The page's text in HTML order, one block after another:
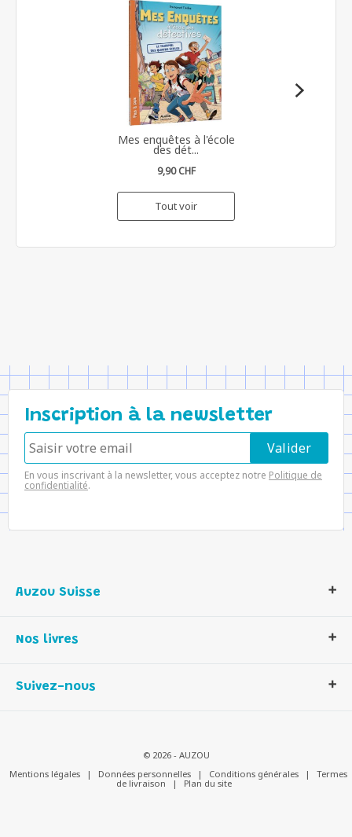
Mes enquêtes à l'école
des dét...
9,90 CHF
Tout voir
Inscription à la newsletter
En vous inscrivant à la newsletter, vous acceptez notre Politique de
confidentialité.
Auzou Suisse
Notre histoire
Contactez-nous
Nos livres
Livres enfants
Suivez-nous
© 2026 - AUZOU
Mentions légales
| Données personnelles | Conditions générales |
Termes
de livraison
| Plan du site